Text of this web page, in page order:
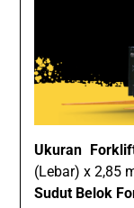
Ukuran
(Lebar) x 2,85
Sudut Belok